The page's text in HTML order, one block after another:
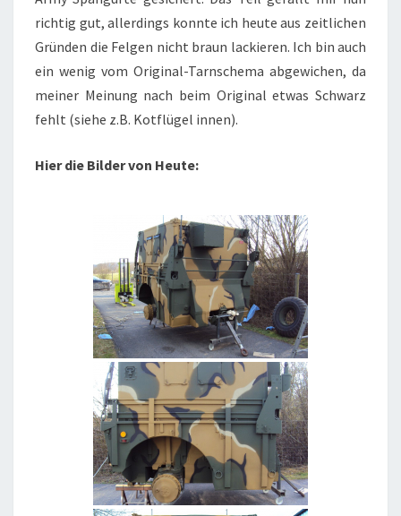
richtig gut, allerdings konnte ich heute aus zeitlichen
Gründen die Felgen nicht braun lackieren. Ich bin auch
ein wenig vom Original-Tarnschema abgewichen, da
meiner Meinung nach beim Original etwas Schwarz
fehlt (siehe z.B. Kotflügel innen).
Hier die Bilder von Heute: